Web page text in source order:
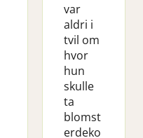
var
aldri i
tvil om
hvor
hun
skulle
ta
blomst
erdeko